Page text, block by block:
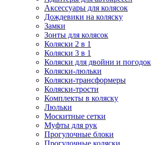
Аксессуары для колясок
Дождевики на коляску
Замки
Зонты для колясок
Коляски 2 в 1
Коляски 3 в 1
Коляски для двойни и погодок
Коляски-люльки
Коляски-трансформеры
Коляски-трости
Комплекты в коляску
Люльки
Москитные сетки
Муфты для рук
Прогулочные блоки
Прогулочные коляски